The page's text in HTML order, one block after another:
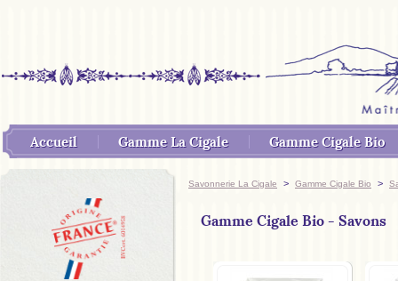
Accueil Gamme La Cigale Gamme Cigale Bio
Savonnerie La Cigale > Gamme Cigale Bio >
Gamme Cigale Bio - Savons